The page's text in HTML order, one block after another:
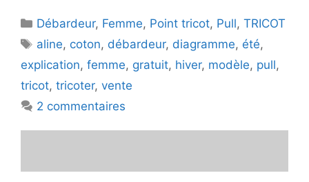
Catégories
Débardeur, Femme, Point tricot, Pull,TRICOT
Étiquettes
aline, coton, débardeur, diagramme, été,
explication, femme, gratuit, hiver, modèle, pull,
tricot, tricoter, vente
2 commentaires